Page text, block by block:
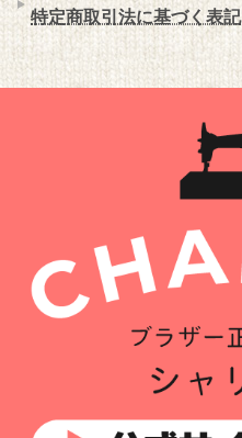
特定商取引法に基づく表記